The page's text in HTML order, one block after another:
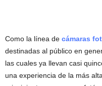
Como la línea de cámaras
destinadas al público en
las cuales ya llevan casi
una experiencia de la más